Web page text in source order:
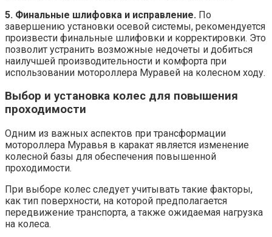
5. Финальные шлифовка и исправление. По
завершению установки осевой системы, рекомендуется
произвести финальные шлифовки и корректировки. Это
позволит устранить возможные недочеты и добиться
наилучшей производительности и комфорта при
использовании мотороллера Муравей на колесном ходу.
Выбор и установка колес для повышения
проходимости
Одним из важных аспектов при трансформации
мотороллера Муравья в каракат является изменение
колесной базы для обеспечения повышенной
проходимости.
При выборе колес следует учитывать такие факторы,
как тип поверхности, на которой предполагается
передвижение транспорта, а также ожидаемая нагрузка
на колеса.